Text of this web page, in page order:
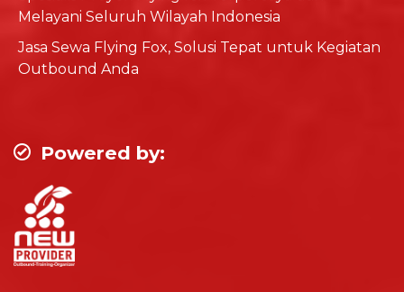
Melayani Seluruh Wilayah Indonesia
Jasa Sewa Flying Fox, Solusi Tepat untuk Kegiatan
Outbound Anda
Powered by: